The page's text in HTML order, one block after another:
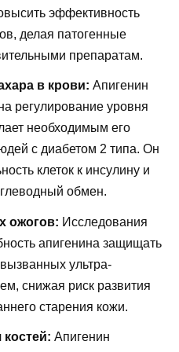
эффективность
делая патогенные
препаратам.
в крови: Апигенин
регулирование уровня
необходимым его
с диабетом 2 типа. Он
клеток к инсулину и
обмен.
ожогов: Исследования
апигенина защищать
ультра-
снижая риск развития
старения кожи.
Апигенин